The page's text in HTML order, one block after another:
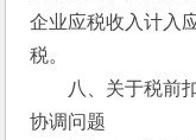
企业应税收入计入
税。
八、关于税前扣
协调问题